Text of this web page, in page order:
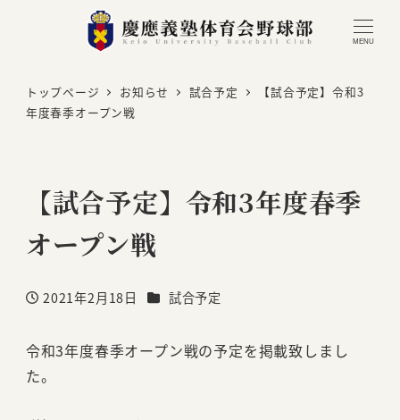
MENU
トップページ お知らせ 試合予定
【試合予定】令和3
年度春季オープン戦
【試合予定】令和3年度春季
オープン戦
投稿日
2021年2月18日 カテゴリー
試合予定
令和3年度春季オープン戦の予定を掲載致しまし
た。